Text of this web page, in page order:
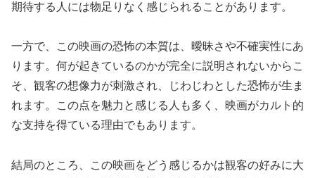
期待する人には物足りなく感じられることがあります。
一方で、この映画の恐怖の本質は、曖昧さや不確実性にあ
ります。何が起きているのかが完全に説明されないからこ
そ、観客の想像力が刺激され、じわじわとした恐怖が生ま
れます。この点を魅力と感じる人も多く、映画がカルト的
な支持を得ている理由でもあります。
結局のところ、この映画をどう感じるかは観客の好みに大